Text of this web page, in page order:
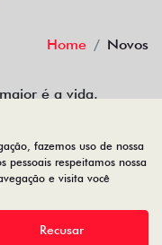
Home Novos
é a vida.
Reservados.
fazemos uso de nossa
pessoais respeitamos nossa
e visita você
Recusar